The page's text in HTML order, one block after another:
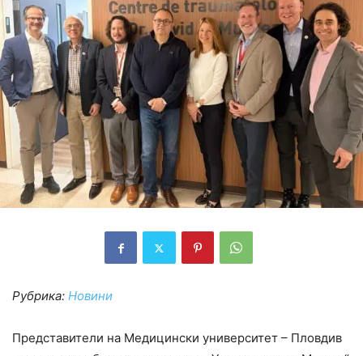
Рубрика: Новини
Представители на Медицински университет – Пловдив